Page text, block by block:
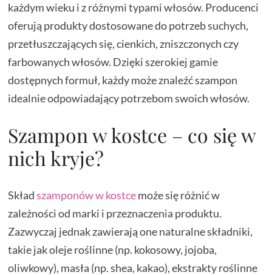
każdym wieku i z różnymi typami włosów. Producenci
oferują produkty dostosowane do potrzeb suchych,
przetłuszczających się, cienkich, zniszczonych czy
farbowanych włosów. Dzięki szerokiej gamie
dostępnych formuł, każdy może znaleźć szampon
idealnie odpowiadający potrzebom swoich włosów.
Szampon w kostce – co się w
nich kryje?
Składszamponów w kostcemoże się różnić w
zależności od marki i przeznaczenia produktu.
Zazwyczaj jednak zawierają one naturalne składniki,
takie jak oleje roślinne (np. kokosowy, jojoba,
oliwkowy), masła (np. shea, kakao), ekstrakty roślinne